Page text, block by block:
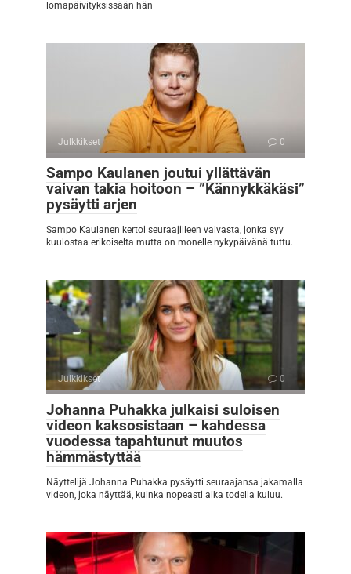
lomapäivityksissään hän
Julkkikset 0
Sampo Kaulanen joutui yllättävän
vaivan takia hoitoon – ”Kännykkäkäsi”
pysäytti arjen
Sampo Kaulanen kertoi seuraajilleen vaivasta, jonka syy
kuulostaa erikoiselta mutta on monelle nykypäivänä tuttu.
Julkkikset 0
Johanna Puhakka julkaisi suloisen
videon kaksosistaan – kahdessa
vuodessa tapahtunut muutos
hämmästyttää
Näyttelijä Johanna Puhakka pysäytti seuraajansa jakamalla
videon, joka näyttää, kuinka nopeasti aika todella kuluu.